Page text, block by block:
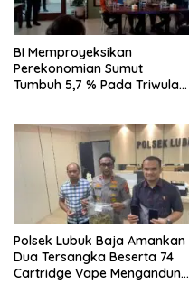
BI Memproyeksikan
Perekonomian Sumut
Tumbuh 5,7 % Pada Triwulan
Polsek Lubuk Baja Amankan
Dua Tersangka Beserta 74
Cartridge Vape Mengandung